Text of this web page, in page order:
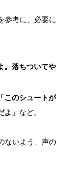
参考に、必要に
。落ちついてや
「このシュートが
」 など。
ないよう、声の